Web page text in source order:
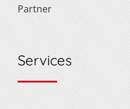
Partner
Services